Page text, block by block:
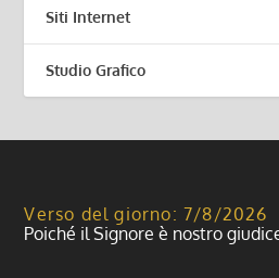
Siti Internet
Studio Grafico
Verso del giorno: 7/8/2026
Poiché il Signore è nostro